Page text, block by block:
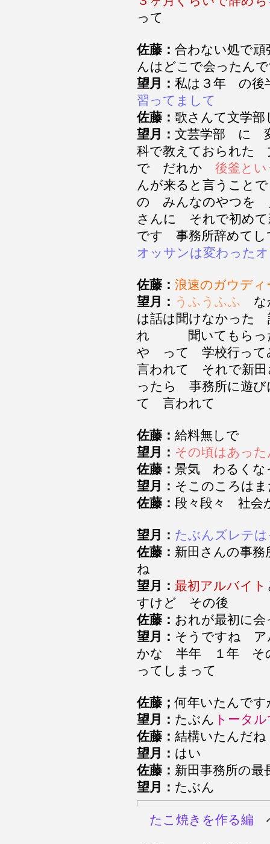
って
佐藤： 合わない処で
んはどこで会ったん
望月： 私は３年 の
習ってまして
佐藤： 歌さんて文学
望月： 文芸学部 に
科で教えておられた
で だれか 後釜と
んが来ると言うこと
の みんなのやつを
さんに それで初め
です 事務所辞めて
オッサンは変わった
佐藤： 浪速のガウディ
望月： うふうふふ な
は話は聞けなかった
れ 聞いてもらっ
や って 学校行っ
言われて それで新田
ったら 事務所に遊び
て 言われて
佐藤： 給料無しで
望月： その頃はあっ
佐藤： 景気 わるく
望月： そこのころは
佐藤： 段々段々 社
望月： たぶんズレテ
佐藤： 新田さんの事
ね
望月： 最初アルバイト
すけど その後
佐藤： おれが最初に
望月： そうですね ア
かな 半年 １年 そ
ってしまって
佐藤；何年いたんです
望月： たぶん トータ
佐藤： 結構いたんだ
望月： はい
佐藤： 新田事務所の
望月： たぶん
たこ焼きを作る編